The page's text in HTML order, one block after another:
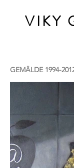
VIKY
GEMÄLDE 1994-